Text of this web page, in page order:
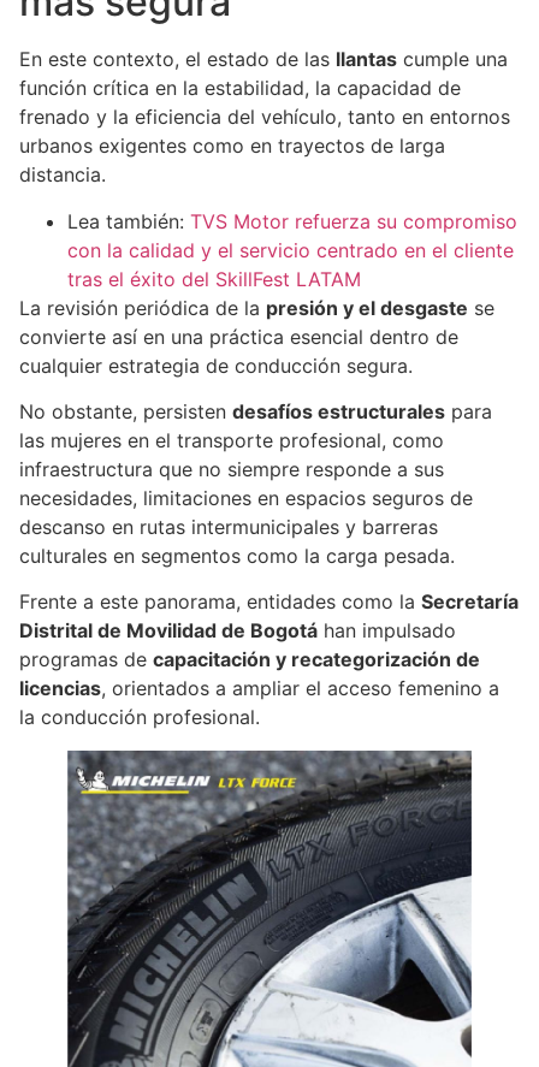
En este contexto, el estado de las llantas cumple una
función crítica en la estabilidad, la capacidad de
frenado y la eficiencia del vehículo, tanto en entornos
urbanos exigentes como en trayectos de larga
distancia.
Lea también: TVS Motor refuerza su compromiso
con la calidad y el servicio centrado en el cliente
tras el éxito del SkillFest LATAM
La revisión periódica de la presión y el desgaste se
convierte así en una práctica esencial dentro de
cualquier estrategia de conducción segura.
No obstante, persisten desafíos estructurales para
las mujeres en el transporte profesional, como
infraestructura que no siempre responde a sus
necesidades, limitaciones en espacios seguros de
descanso en rutas intermunicipales y barreras
culturales en segmentos como la carga pesada.
Frente a este panorama, entidades como la Secretaría
Distrital de Movilidad de Bogotá han impulsado
programas de capacitación y recategorización de
licencias, orientados a ampliar el acceso femenino a
la conducción profesional.